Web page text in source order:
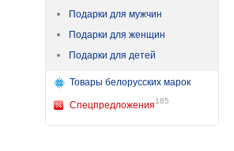
Подарки для мужчин
Подарки для женщин
Подарки для детей
Товары белорусских марок
Спецпредложения185